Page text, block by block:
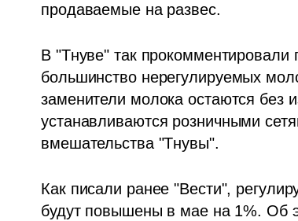
продаваемые на развес.
В "Тнуве" так
большинство нерегулируемых
заменители молока остаются без
устанавливаются розничными
вмешательства "Тнувы".
Как писали ранее "Вести",
будут повышены в мае на 1%. Об